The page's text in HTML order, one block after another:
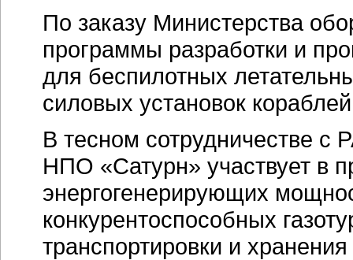
По заказу Министерства
программы разработки и
для беспилотных
силовых установок
В тесном сотрудничестве
НПО «Сатурн» участвует в
энергогенерирующих
конкурентоспособных
транспортировки и хранения